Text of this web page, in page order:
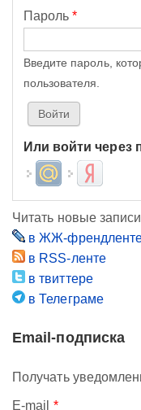
Пароль*
Введите пароль,
пользователя.
Или войти через
Login with Mail.ru
Login with
Читать новые
в ЖЖ-
в RSS-ленте
в твиттере
в Телеграме
Email-подписка
Получать
E-mail *